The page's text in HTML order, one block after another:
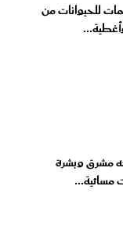
للحيوانات من
مشرق وبشرة